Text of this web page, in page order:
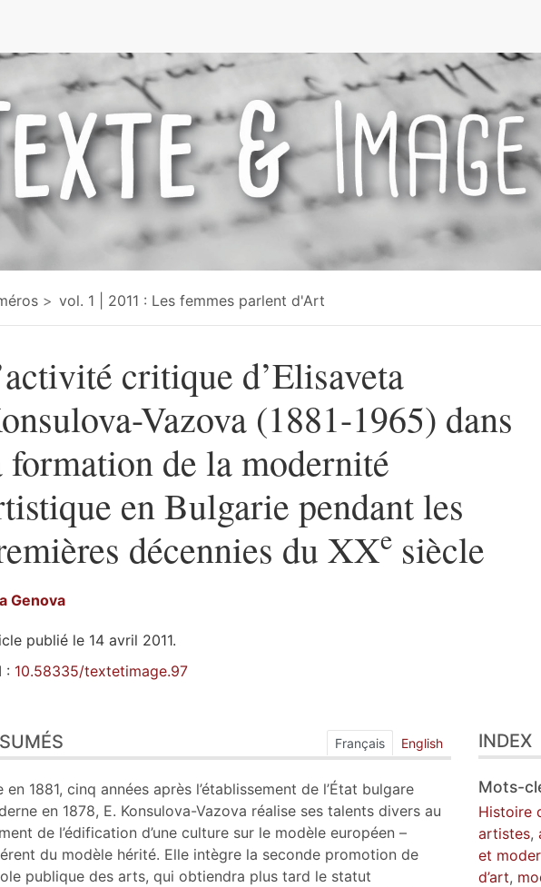
vol. 1 | 2011 : Les femmes parlent d'Art
critique d’Elisaveta
Vazova (1881-1965) dans
formation de la modernité
en Bulgarie pendant les
décennies du XXe siècle
Genova
publié le 14 avril 2011.
: 10.58335/textetimage.97
cet article
Français English
en 1881, cinq années après l’établissement de l’État bulgare
en 1878, E. Konsulova-Vazova réalise ses talents divers au
de l’édification d’une culture sur le modèle européen –
du modèle hérité. Elle intègre la seconde promotion de
publique des arts, qui obtiendra plus tard le statut
INDEX
Mots-
Histoire
artistes,
et
d’art,